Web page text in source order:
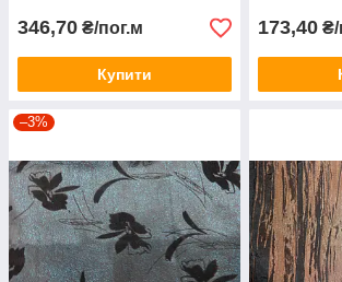
346,70 ₴/пог.м
Купити
173,40 ₴/
–3%